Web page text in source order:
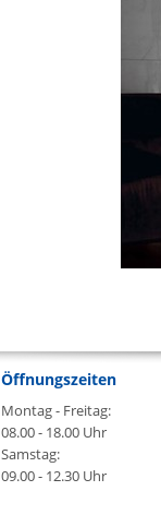
Öffnungszeiten
Montag - Freitag:
08.00 - 18.00 Uhr
Samstag:
09.00 - 12.30 Uhr